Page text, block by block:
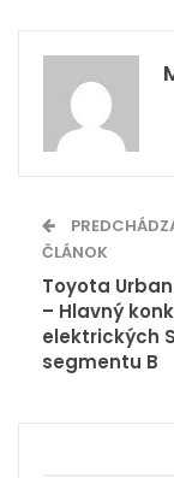
ČLÁNOK
Toyota
– Hlavný
elektrických
segmentu B